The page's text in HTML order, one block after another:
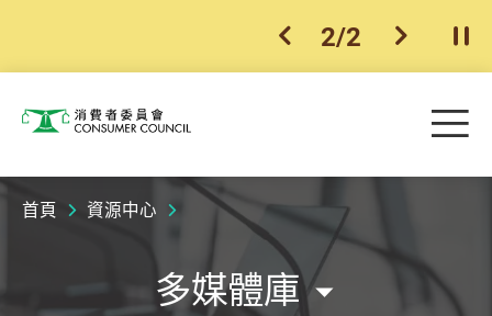
上一個
2/2 下一個開
消費者委員會 目
首頁 資源中心
多媒體庫